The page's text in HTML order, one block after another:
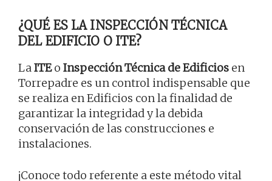
¿QUÉ ES LA INSPECCIÓN TÉCNICA
DEL EDIFICIO O ITE?
LaITEo Inspección Técnica de Edificios en
Torrepadre es un control indispensable que
se realiza en Edificios con la finalidad de
garantizar la integridad y la debida
conservación de las construcciones e
instalaciones.
¡Conoce todo referente a este método vital